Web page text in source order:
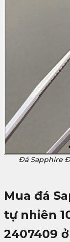
Đá Sapphire
Mua đá
tự nhiên
2407409